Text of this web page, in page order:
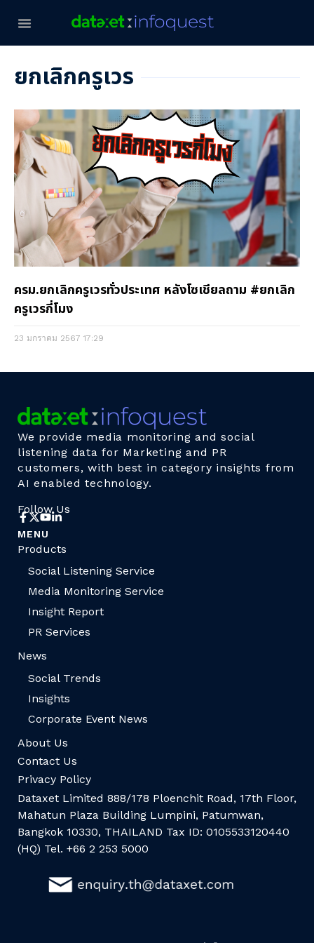
ยกเลิกครูเวร
ครม.ยกเลิกครูเวรทั่วประเทศ หลังโซเชียลถาม #ยกเลิก
ครูเวรกี่โมง
23 มกราคม 2567 17:29
We provide media monitoring and social
listening data for Marketing and PR
customers, with best in category insights from
AI enabled technology.
Follow Us
MENU
Products
Social Listening Service
Media Monitoring Service
Insight Report
PR Services
News
Social Trends
Insights
Corporate Event News
About Us
Contact Us
Privacy Policy
Dataxet Limited 888/178 Ploenchit Road, 17th Floor,
Mahatun Plaza Building Lumpini, Patumwan,
Bangkok 10330, THAILAND Tax ID: 0105533120440
(HQ) Tel. +66 2 253 5000